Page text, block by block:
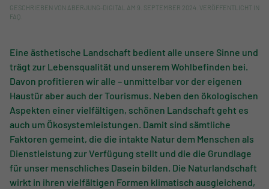
GESCHRIEBEN VON ABERJUNG-DIGITAL AM 9. SEPTEMBER 2024 . VERÖFFENTLICHT IN
FAQ
Eine ästhetische Landschaft bedient alle unsere Sinne und
trägt zur Lebensqualität und unserem Wohlbefinden bei.
Davon profitieren wir alle – unmittelbar vor der eigenen
Haustür aber auch der Tourismus. Neben den ökologischen
Aspekten einer vielfältigen, schönen Landschaft geht es
auch um Ökosystemleistungen. Damit sind sämtliche
Faktoren gemeint, die die intakte Natur dem Menschen als
Dienstleistung zur Verfügung stellt und die die Grundlage
für unser menschliches Dasein bilden. Die Naturlandschaft
wirkt in ihren vielfältigen Formen klimatisch ausgleichend,